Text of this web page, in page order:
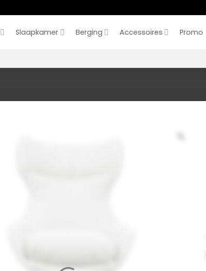
Slaapkamer Berging Accessoires Promo